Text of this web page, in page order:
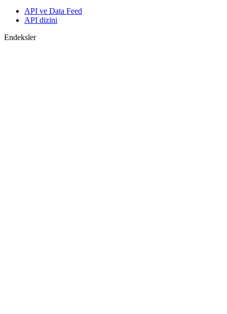
API ve Data Feed
API dizini
Endeksler